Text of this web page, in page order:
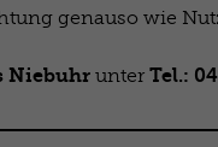
genauso wie
Niebuhr unter Tel.: